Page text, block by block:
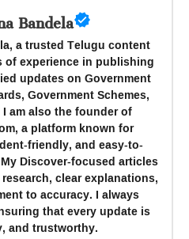
Bandela
a trusted Telugu content
of experience in publishing
updates on Government
Government Schemes,
am also the founder of
a platform known for
friendly, and easy-to-
Discover-focused articles
clear explanations,
to accuracy. I always
that every update is
and trustworthy.